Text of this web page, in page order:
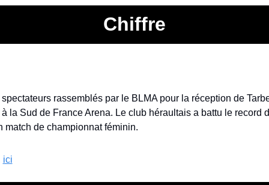
Chiffre
spectateurs rassemblés par le BLMA pour la réception de
la Sud de France Arena. Le club héraultais a battu le record
match de championnat féminin.
ici